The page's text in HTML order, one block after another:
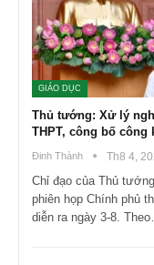
GIÁO DỤC
Thủ tướng: Xử lý
THPT, công bố công
Đinh Thành Th8 4,
Chỉ đạo của Thủ
phiên họp Chính phủ
diễn ra ngày 3-8.